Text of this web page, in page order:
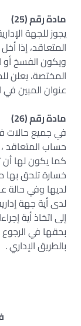
مادة رقم (25)
يجوز للجهة
المتعاقد، إذا
ويكون الفسخ أو
المختصة، يعلن
عنوان المبين في
مادة رقم (26)
في جميع حالات
حساب المتعاقد ،
كما يكون لها
خسارة تلحق بها
لديها وفي حالة
لدى أية جهة
إلى اتخاذ أية
بحقها في
بالطريق الإداري .